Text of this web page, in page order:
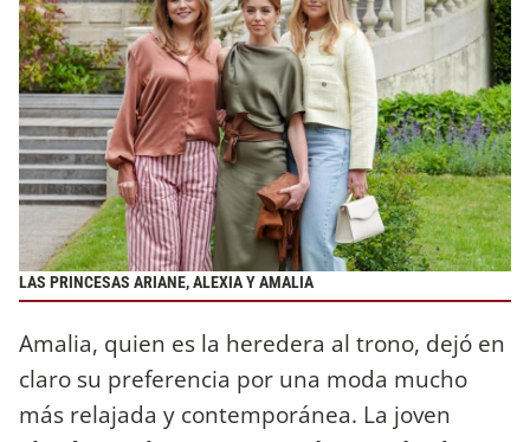
LAS PRINCESAS ARIANE, ALEXIA Y AMALIA
Amalia, quien es la heredera al trono, dejó en
claro su preferencia por una moda mucho
más relajada y contemporánea. La joven